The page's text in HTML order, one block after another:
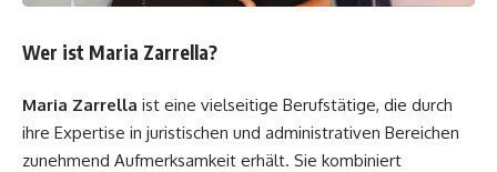
Wer ist Maria Zarrella?
Maria Zarrella ist eine vielseitige Berufstätige, die durch
ihre Expertise in juristischen und administrativen Bereichen
zunehmend Aufmerksamkeit erhält. Sie kombiniert